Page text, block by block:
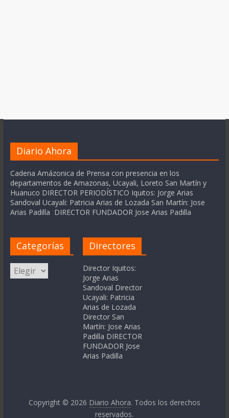
Diario Ahora
Cadena Amázonica de Prensa con presencia en los
departamentos de Amazonas, Ucayali, Loreto San Martín y
Huanuco DIRECTOR PERIODÍSTICO Iquitos: Jorge Arias
Sandoval Ucayali: Patricia Arias de Lozada San Martín: Jose
Arias Padilla DIRECTOR FUNDADOR Jose Arias Padilla
Categorías
Categorías
Directores
Director Iquitos:
Jorge Arias
Sandoval Director
Ucayali: Patricia
Arias de Lozada
Director San
Martín: Jose Arias
Padilla DIRECTOR
FUNDADOR Jose
Arias Padilla
Copyright © 2026 Diario Ahora. Todos los derechos
reservados.